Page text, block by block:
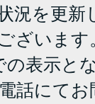
況を更
ざいます
の表示と
話にて